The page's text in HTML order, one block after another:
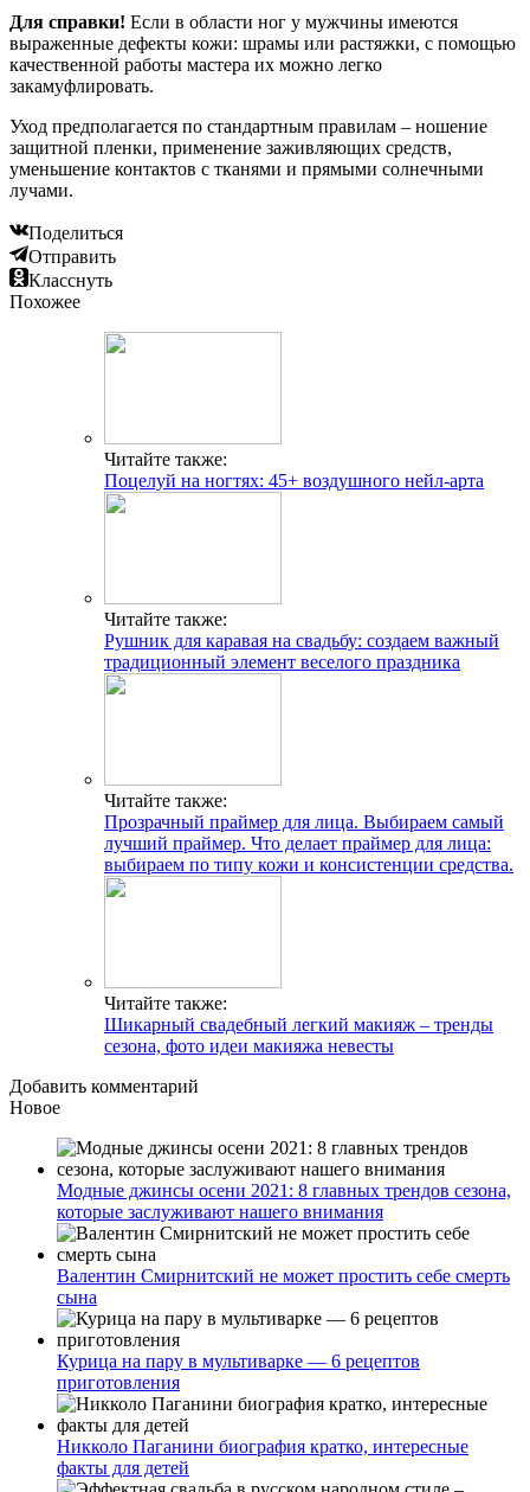
Для справки! Если в области ног у мужчины имеются
выраженные дефекты кожи: шрамы или растяжки, с помощью
качественной работы мастера их можно легко
закамуфлировать.
Уход предполагается по стандартным правилам – ношение
защитной пленки, применение заживляющих средств,
уменьшение контактов с тканями и прямыми солнечными
лучами.
Поделиться
Отправить
Класснуть
Похожее
Читайте также:
Поцелуй на ногтях: 45+ воздушного нейл-арта
Читайте также:
Рушник для каравая на свадьбу: создаем важный
традиционный элемент веселого праздника
Читайте также:
Прозрачный праймер для лица. Выбираем самый
лучший праймер. Что делает праймер для лица:
выбираем по типу кожи и консистенции средства.
Читайте также:
Шикарный свадебный легкий макияж – тренды
сезона, фото идеи макияжа невесты
Добавить комментарий
Новое
Модные джинсы осени 2021: 8 главных трендов сезона,
которые заслуживают нашего внимания
Валентин Смирнитский не может простить себе смерть
сына
Курица на пару в мультиварке — 6 рецептов
приготовления
Никколо Паганини биография кратко, интересные
факты для детей